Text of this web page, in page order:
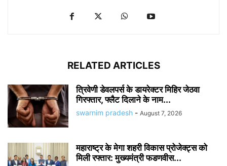
RELATED ARTICLES
त्रिवेणी डेवलपर्स के डायरेक्टर मिहिर जेठवा
गिरफ्तार, फ्लैट दिलाने के नाम...
swarnim pradesh - August 7, 2026
महाराष्ट्र के मेगा शहरी विकास प्रोजेक्ट्स को
मिली रफ्तार: मुख्यमंत्री फडणवीस...